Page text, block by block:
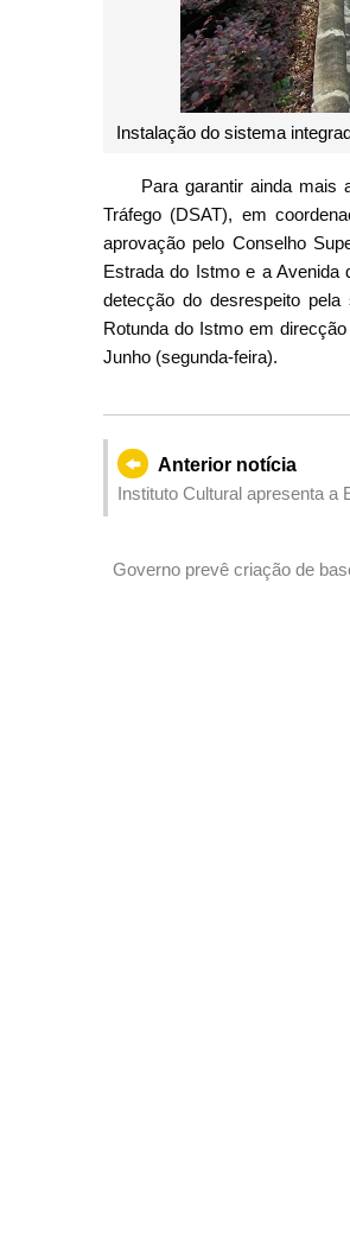
Instalação do sistema
Para garantir ainda mais
Tráfego (DSAT), em
aprovação pelo Conselho
Estrada do Istmo e a Avenida
detecção do desrespeito
Rotunda do Istmo em
Junho (segunda-feira).
Anterior notícia
Instituto Cultural apresenta a
Governo prevê criação de